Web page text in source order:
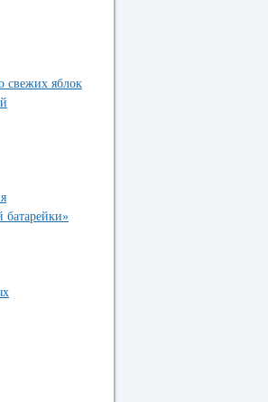
свежих яблок
батарейки»